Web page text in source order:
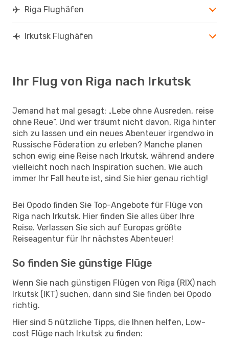
Riga Flughäfen
Irkutsk Flughäfen
Ihr Flug von Riga nach Irkutsk
Jemand hat mal gesagt: „Lebe ohne Ausreden, reise
ohne Reue“. Und wer träumt nicht davon, Riga hinter
sich zu lassen und ein neues Abenteuer irgendwo in
Russische Föderation zu erleben? Manche planen
schon ewig eine Reise nach Irkutsk, während andere
vielleicht noch nach Inspiration suchen. Wie auch
immer Ihr Fall heute ist, sind Sie hier genau richtig!
Bei Opodo finden Sie Top-Angebote für Flüge von
Riga nach Irkutsk. Hier finden Sie alles über Ihre
Reise. Verlassen Sie sich auf Europas größte
Reiseagentur für Ihr nächstes Abenteuer!
So finden Sie günstige Flüge
Wenn Sie nach günstigen Flügen von Riga (RIX) nach
Irkutsk (IKT) suchen, dann sind Sie finden bei Opodo
richtig.
Hier sind 5 nützliche Tipps, die Ihnen helfen, Low-
cost Flüge nach Irkutsk zu finden: